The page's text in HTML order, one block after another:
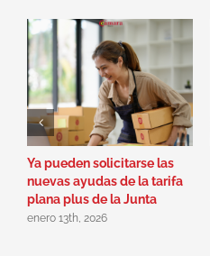
Ya pueden solicitarse las
nuevas ayudas de la tarifa
plana plus de la Junta
enero 13th, 2026